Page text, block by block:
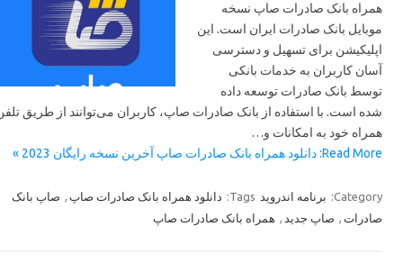
همراه بانک صادرات صاپ نسخه
موبایل بانک صادرات ایران است. این
اپلیکیشن برای تسهیل و دسترسی
آسان کاربران به خدمات بانکی
توسط بانک صادرات توسعه داده
شده است. با استفاده از بانک صادرات صاپ، کاربران می‌توانند از طریق تلفن
همراه خود به امکانات و…
Read More: دانلود همراه بانک صادرات صاپ آخرین نسخه رایگان 2023 »
Category: برنامه اندروید Tags: دانلود همراه بانک صادرات صاپ, صاپ بانک
صادرات
,صاپ جدید ,همراه بانک صادرات صاپ